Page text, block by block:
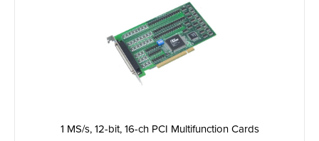
1 MS/s, 12-bit, 16-ch PCI Multifunction Cards